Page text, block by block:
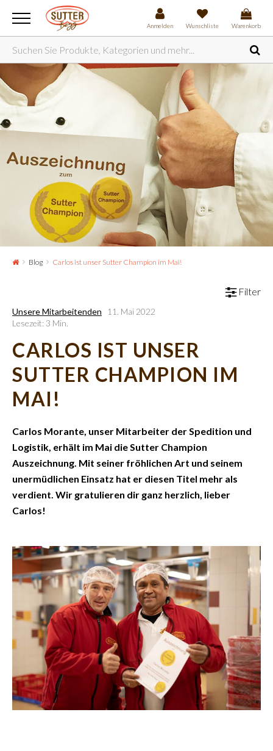
Anmelden Wunschliste Warenkorb
Blog Carlos ist unser Sutter Champion im Mai!
Filter
Unsere Mitarbeitenden
11. Mai 2022
Lesezeit: 3 Min.
CARLOS IST UNSER
SUTTER CHAMPION IM
MAI!
Carlos Morante, unser Mitarbeiter der Spedition und
Logistik, erhält im Mai die Sutter Champion
Auszeichnung. Mit seiner fröhlichen Art und seinem
unermüdlichen Einsatz hat er diesen Titel mehr als
verdient. Wir gratulieren dir ganz herzlich, lieber
Carlos!